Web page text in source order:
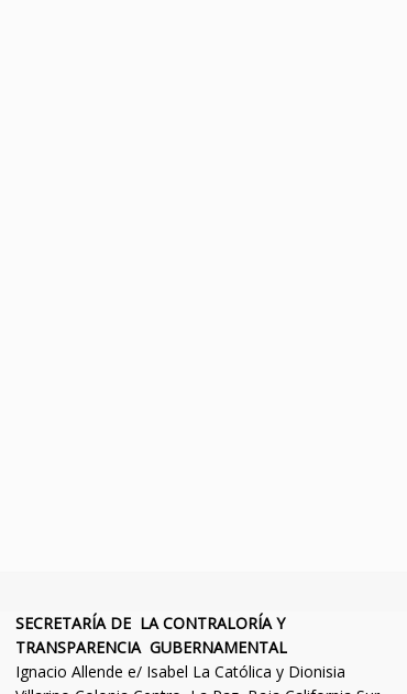
SECRETARÍA DE LA CONTRALORÍA Y
TRANSPARENCIA GUBERNAMENTAL
Ignacio Allende e/ Isabel La Católica y Dionisia